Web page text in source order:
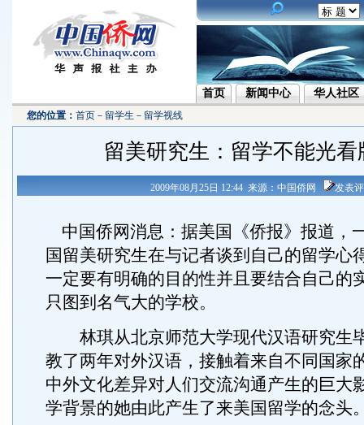
首页 新闻中心 华人社区
您的位置： 首页 － 留学生 － 留学视线
留美研究生：留学不能光看
2009年08月25日 12:44 来源：中国侨网 发表
中国侨网消息：据美国《侨报》报道，
国留美研究生在与记者谈到自己的留学心
一定要有明确的目的性并且要结合自己的
只图到名气大的学校。
林琪从北京师范大学现代汉语研究生
教了两年对外汉语，接触着来自不同国家
中外文化差异对人们交流沟通产生的巨大
学背景的她由此产生了来美国留学的念头